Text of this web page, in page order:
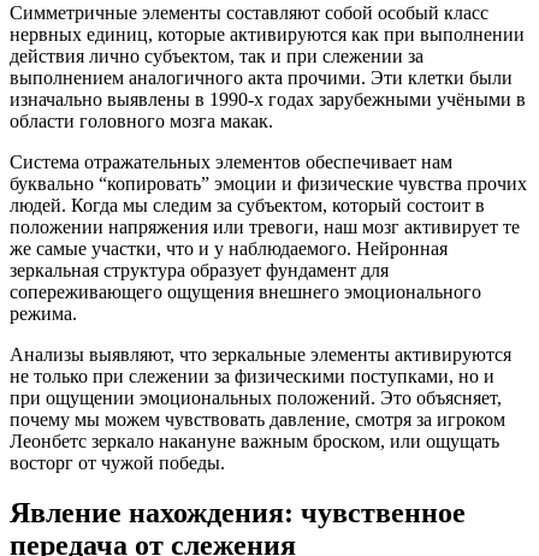
Симметричные элементы составляют собой особый класс
нервных единиц, которые активируются как при выполнении
действия лично субъектом, так и при слежении за
выполнением аналогичного акта прочими. Эти клетки были
изначально выявлены в 1990-х годах зарубежными учёными в
области головного мозга макак.
Система отражательных элементов обеспечивает нам
буквально “копировать” эмоции и физические чувства прочих
людей. Когда мы следим за субъектом, который состоит в
положении напряжения или тревоги, наш мозг активирует те
же самые участки, что и у наблюдаемого. Нейронная
зеркальная структура образует фундамент для
сопереживающего ощущения внешнего эмоционального
режима.
Анализы выявляют, что зеркальные элементы активируются
не только при слежении за физическими поступками, но и
при ощущении эмоциональных положений. Это объясняет,
почему мы можем чувствовать давление, смотря за игроком
Леонбетс зеркало накануне важным броском, или ощущать
восторг от чужой победы.
Явление нахождения: чувственное
передача от слежения